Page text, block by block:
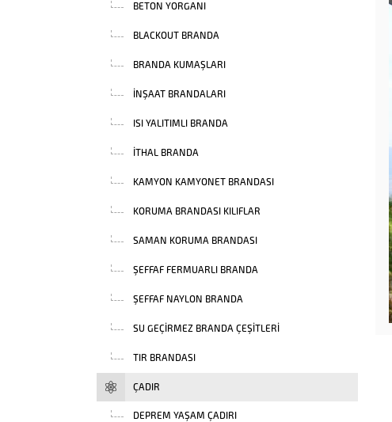
BETON YORGANI
BLACKOUT BRANDA
BRANDA KUMAŞLARI
INŞAAT BRANDALARI
ISI YALITIMLI BRANDA
İTHAL BRANDA
KAMYON KAMYONET BRANDASI
KORUMA BRANDASI KILIFLAR
SAMAN KORUMA BRANDASI
ŞEFFAF FERMUARLI BRANDA
ŞEFFAF NAYLON BRANDA
SU GEÇIRMEZ BRANDA ÇEŞITLERI
TIR BRANDASI
ÇADIR
DEPREM YAŞAM ÇADIRI